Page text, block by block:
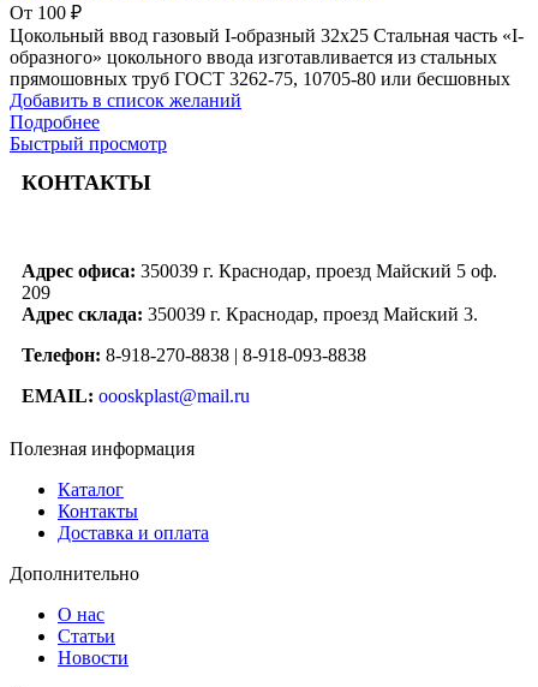
От 100 ₽
Цокольный ввод газовый I-образный 32х25 Стальная часть «I-
образного» цокольного ввода изготавливается из стальных
прямошовных труб ГОСТ 3262-75, 10705-80 или бесшовных
Добавить в список желаний
Подробнее
Быстрый просмотр
КОНТАКТЫ
Адрес офиса: 350039 г. Краснодар, проезд Майский 5 оф.
209
Адрес склада: 350039 г. Краснодар, проезд Майский 3.
Телефон: 8-918-270-8838 | 8-918-093-8838
EMAIL: oooskplast@mail.ru
Полезная информация
Каталог
Контакты
Доставка и оплата
Дополнительно
О нас
Статьи
Новости